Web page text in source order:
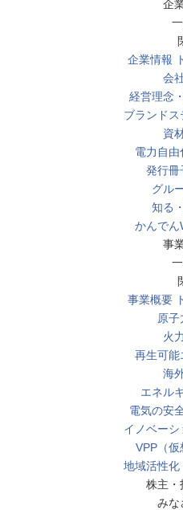
企
企業情報
会
経営理念
ブランドス
資
電力自由
発行冊
グル
知る
かんでん
事
事業概要
原
火
再生可能
海
エネル
電気の安
イノベー
VPP（仮
地域活性化
株主・
みな